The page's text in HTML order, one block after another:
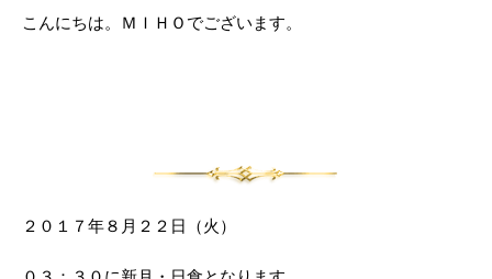
こんにちは。ＭＩＨＯでございます。
２０１７年８月２２日（火）